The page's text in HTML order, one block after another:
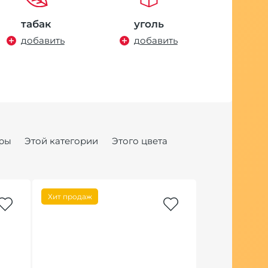
табак
добавить
уголь
добавить
Этой категории Этого цвета
Хит продаж